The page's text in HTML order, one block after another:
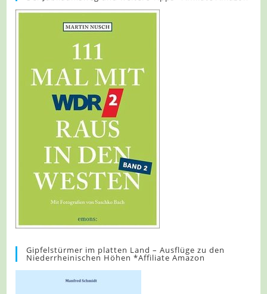
Gipfelstürmer im platten Land – Ausflüge zu den
Niederrheinischen Höhen *Affiliate Amazon